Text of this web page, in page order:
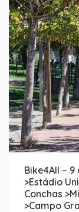
Bike4All –
>Estádio
Conchas
>Campo